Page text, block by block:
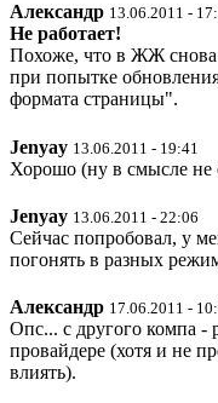
Александр 13.06.2011 -
Не работает!
Похоже, что в ЖЖ снова
при попытке
формата страницы".
Jenyay 13.06.2011 - 19:41
Хорошо (ну в смысле не
Jenyay 13.06.2011 - 22:06
Сейчас попробовал, у
погонять в разных
Александр 17.06.2011 -
Опс... с другого компа -
провайдере (хотя и не
влиять).